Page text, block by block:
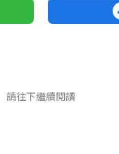
請往下繼續閱讀